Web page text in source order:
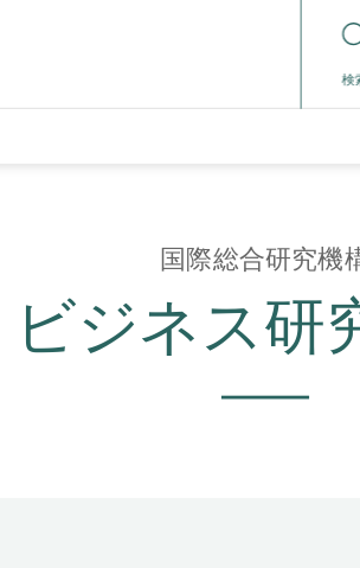
検
国際総合研究機
ジネス研